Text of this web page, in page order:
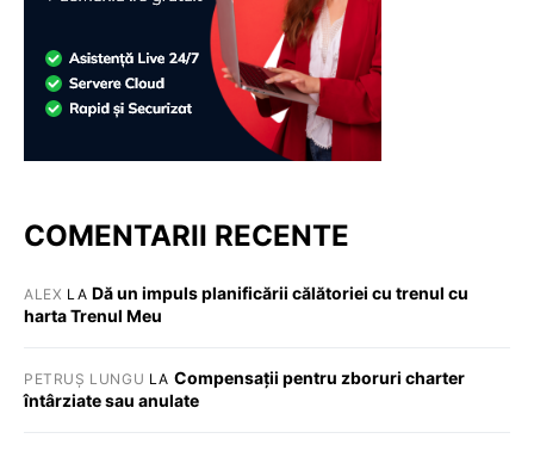
COMENTARII RECENTE
ALEX LA Dă un impuls planificării călătoriei cu trenul cu
harta Trenul Meu
PETRUȘ LUNGU LA Compensații pentru zboruri charter
întârziate sau anulate